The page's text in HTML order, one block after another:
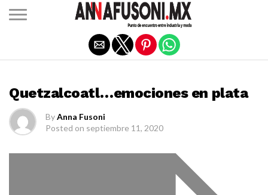
Quetzalcoatl…emociones en plata
ByAnna Fusoni
Posted on septiembre 11, 2020
Salir de la versión móvil